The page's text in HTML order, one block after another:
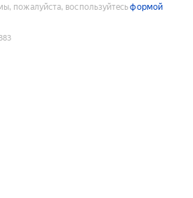
пожалуйста, воспользуйтесьформой